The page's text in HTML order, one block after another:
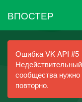
ВПОСТЕР
Ошибка VK API #5
сообщества нужно
повторно.